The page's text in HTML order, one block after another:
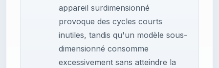
appareil surdimensionné
provoque des cycles courts
inutiles, tandis qu'un modèle sous-
dimensionné consomme
excessivement sans atteindre la